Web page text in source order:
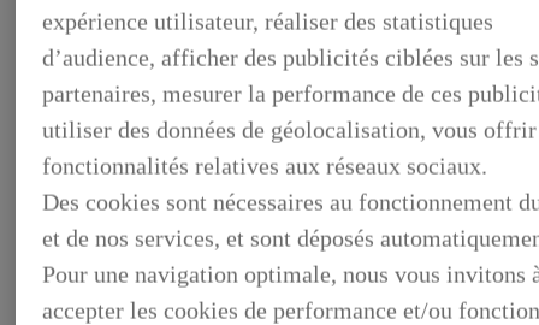
ELECTRIFIED PROGRAM
NOS OFFRES DU MOMENT
NOS SOLUTIONS DE FINANCEMENT
L'HYBRIDE POUR LES PROFESSIONNELS
expérience utilisateur, réaliser des statistiques
d’audience, afficher des publicités ciblées sur les
partenaires, mesurer la performance de ces
utiliser des données de géolocalisation, vous offrir
fonctionnalités relatives aux réseaux sociaux.
Des cookies sont nécessaires au fonctionnement
et de nos services, et sont déposés
Pour une navigation optimale, nous vous invitons
accepter les cookies de performance et/ou